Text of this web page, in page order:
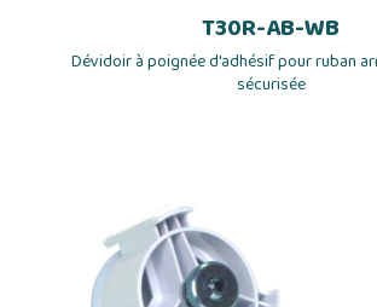
T30R-AB-WB
Dévidoir à poignée d'adhésif pour ruban
sécurisée